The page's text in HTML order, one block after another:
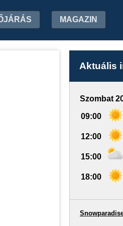
MAGAZIN
Aktuális
Szombat
09:00
12:00
15:00
18:00